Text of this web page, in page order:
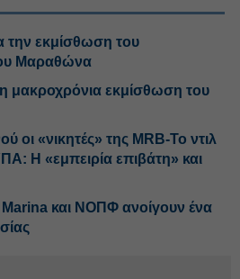
την εκμίσθωση του
Μαραθώνα
μακροχρόνια εκμίσθωση του
οι «νικητές» της MRΒ-Το ντιλ
Η «εμπειρία επιβάτη» και
και ΝΟΠΦ ανοίγουν ένα